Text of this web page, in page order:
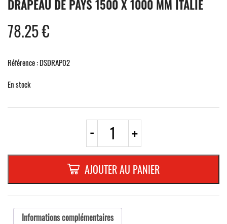
DRAPEAU DE PAYS 1500 X 1000 MM ITALIE
78.25€
Référence : DSDRAP02
En stock
- quantité
DRAPEAU
DE
PAYS
1500
x
1000
mm
ITALIE
+
AJOUTER AU PANIER
Informations complémentaires